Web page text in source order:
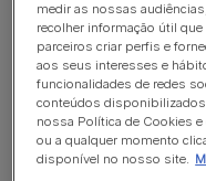
PRO PLAN
FUNCTIONS |
Salmão
medir as nossas
recolher informação útil
parceiros criar perfis e
aos seus interesses e
funcionalidades de redes
conteúdos
nossa Política de Cookies
ou a qualquer momento
disponível no nosso site.